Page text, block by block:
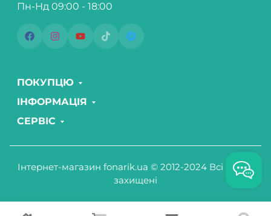
Пн-Нд 09:00 - 18:00
ПОКУПЦЮ
ІНФОРМАЦІЯ
СЕРВІС
Інтернет-магазин fonarik.ua © 2012-2024 Всі права
захищені